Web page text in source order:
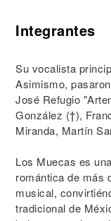
Integrantes
Su vocalista
Asimismo,
José Refugio
González (†),
Miranda, Martín
Los Muecas es
romántica de más
musical,
tradicional de